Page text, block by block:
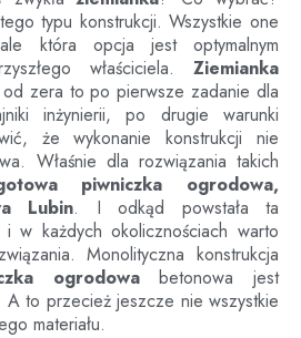
typu konstrukcji. Wszystkie one
która opcja jest optymalnym
właściciela. Ziemianka
zera to po pierwsze zadanie dla
inżynierii, po drugie warunki
że wykonanie konstrukcji nie
Właśnie dla rozwiązania takich
piwniczka ogrodowa,
Lubin. I odkąd powstała ta
w każdych okolicznościach warto
Monolityczna konstrukcja
ogrodowabetonowa jest
A to przecież jeszcze nie wszystkie
materiału.